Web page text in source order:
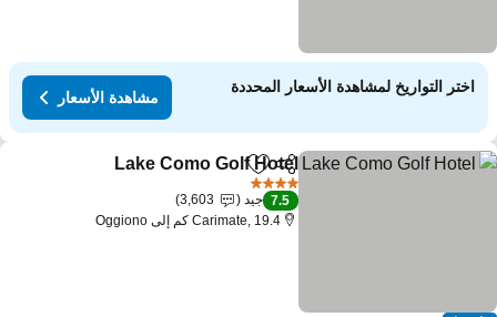
اختر التواريخ لمشاهدة الأسعار المحددة
مشاهدة الأسعار
مشاركةAdd to favorites
Lake Como Golf Hotel
7.5 جيد
3,603
Carimate, 19.4 كم إلى Oggiono